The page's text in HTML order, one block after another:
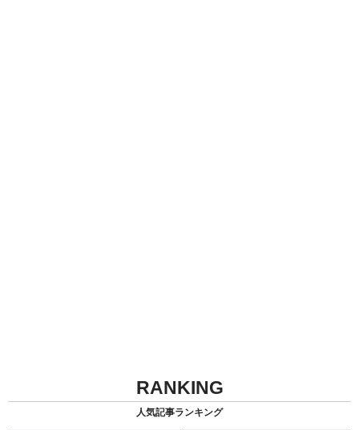
RANKING
人気記事ランキング